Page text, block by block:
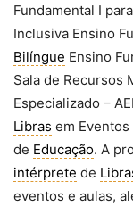
Fundamental I
Inclusiva Ensino
Bilíngue Ensino
Sala de Recursos
Especializado –
Libras em
de Educação. A
intérprete de
eventos e aulas,